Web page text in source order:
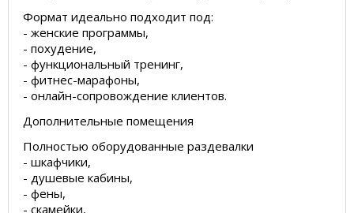
Формат идеально подходит под:
- женские программы,
- похудение,
- функциональный тренинг,
- фитнес-марафоны,
- онлайн-сопровождение клиентов.
Дополнительные помещения
Полностью оборудованные раздевалки
- шкафчики,
- душевые кабины,
- фены,
- скамейки,